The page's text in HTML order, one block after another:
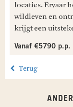
locaties. Ervaar
wildleven en
krijgt een
Vanaf €5790 p.p.
Terug